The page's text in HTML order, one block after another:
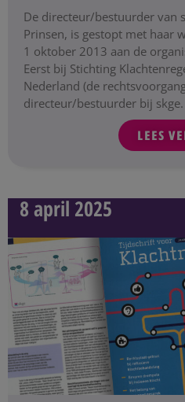
De directeur/bestuurder van
Prinsen, is gestopt met haar
1 oktober 2013 aan de
Eerst bij Stichting
Nederland (de
directeur/bestuurder bij skge.
LEES
8 april 2025